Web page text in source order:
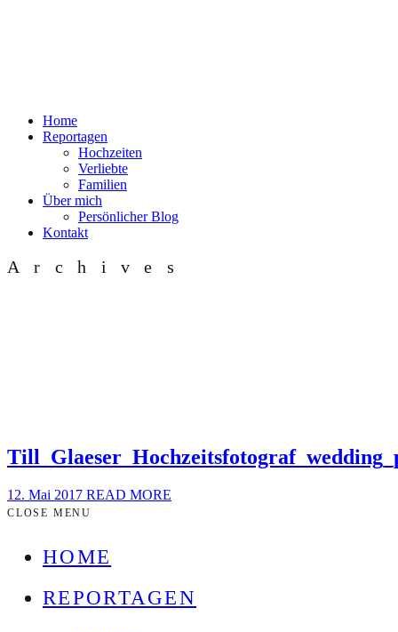
Home
Reportagen
Hochzeiten
Verliebte
Familien
Über mich
Persönlicher Blog
Kontakt
Archives
12. Mai 2017 READ MORE
CLOSE MENU
HOME
REPORTAGEN